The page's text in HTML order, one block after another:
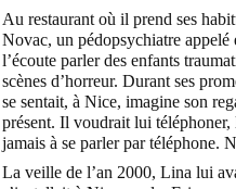
Au restaurant où il prend ses
Novac, un pédopsychiatre appelé
l’écoute parler des enfants
scènes d’horreur. Durant ses
se sentait, à Nice, imagine son
présent. Il voudrait lui
jamais à se parler par téléphone.
La veille de l’an 2000, Lina lui